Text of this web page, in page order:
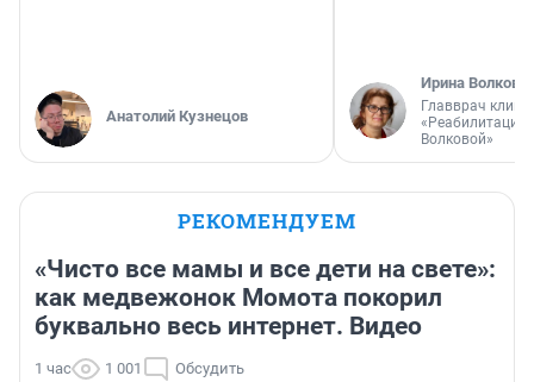
Анатолий Кузнецов
Ирина Волкова
Главврач
«Реабилитация
Волковой»
РЕКОМЕНДУЕМ
«Чисто все мамы и все дети на свете»:
как медвежонок Момота покорил
буквально весь интернет. Видео
1 час 1 001 Обсудить